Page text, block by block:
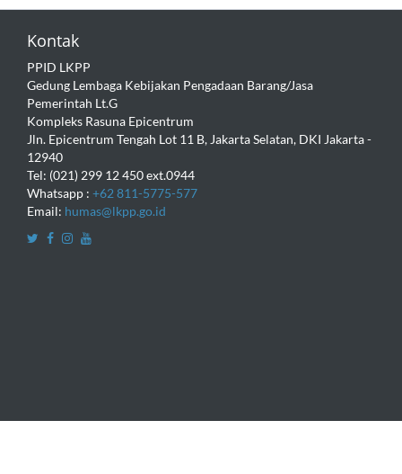
Kontak
PPID LKPP
Gedung Lembaga Kebijakan Pengadaan Barang/Jasa
Pemerintah Lt.G
Kompleks Rasuna Epicentrum
Jln. Epicentrum Tengah Lot 11 B, Jakarta Selatan, DKI Jakarta -
12940
Tel: (021) 299 12 450 ext.0944
Whatsapp : +62 811-5775-577
Email: humas@lkpp.go.id